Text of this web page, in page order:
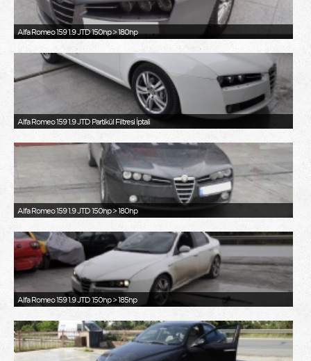
Alfa Romeo 159 1.9 JTD 150hp > 180hp
Alfa Romeo 159 1.9 JTD Partikül Filtresi İptali
Alfa Romeo 159 1.9 JTD 150hp > 180hp
Alfa Romeo 159 1.9 JTD 150hp > 185hp